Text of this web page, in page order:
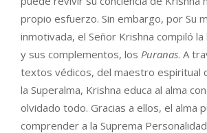
propio esfuerzo. Sin embargo, por Su
inmotivada, el Señor Krishna compiló
y sus complementos, los Puranas. A
textos védicos, del maestro espiritual
la Superalma, Krishna educa al alma
olvidado todo. Gracias a ellos, el alma
comprender a la Suprema